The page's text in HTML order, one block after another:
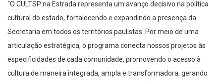
cultural do estado, fortalecendo e expandindo a presença da
Secretaria em todos os territórios paulistas. Por meio de uma
articulação estratégica, o programa conecta nossos projetos às
especificidades de cada comunidade, promovendo o acesso à
cultura de maneira integrada, ampla e transformadora, gerando
impactos reais no desenvolvimento das regiões atendidas. A